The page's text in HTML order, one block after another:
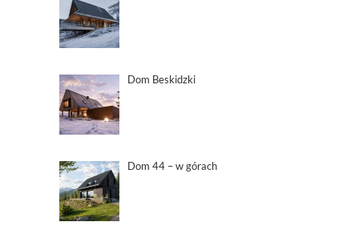
Dom Beskidzki
Dom 44 – w górach